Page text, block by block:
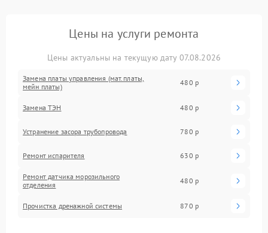
Цены на услуги ремонта
Цены актуальны на текущую дату 07.08.2026
Замена платы управления (мат.платы,
мейн платы)
480 р
Замена ТЭН 480 р
Устранение засора трубопровода 780 р
Ремонт испарителя 630 р
Ремонт датчика морозильного
отделения
480 р
Прочистка дренажной системы 870 р